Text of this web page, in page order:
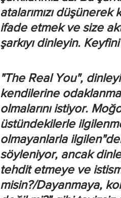
atalarımızı
ifade etmek ve size
şarkıyı dinleyin. Keyfini
"The Real You",
kendilerine
olmalarını istiyor.
üstündekilerle
olmayanlarla
söyleniyor, ancak
tehdit etmeye ve
misin?/Dayanmaya,